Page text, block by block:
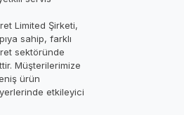
Limited Şirketi,
sahip, farklı
sektöründe
Müşterilerimize
ürün
etkileyici